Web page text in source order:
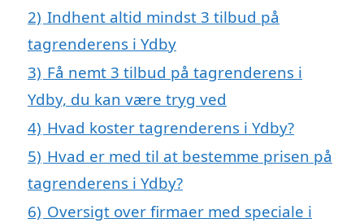
2) Indhent altid mindst 3 tilbud på
tagrenderens i Ydby
3) Få nemt 3 tilbud på tagrenderens i
Ydby, du kan være tryg ved
4) Hvad koster tagrenderens i Ydby?
5) Hvad er med til at bestemme prisen på
tagrenderens i Ydby?
6) Oversigt over firmaer med speciale i